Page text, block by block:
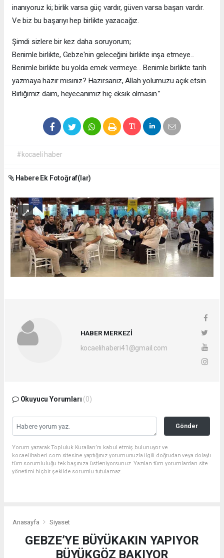
inanıyoruz ki; birlik varsa güç vardır, güven varsa başarı vardır.
Ve biz bu başarıyı hep birlikte yazacağız.
Şimdi sizlere bir kez daha soruyorum;
Benimle birlikte, Gebze'nin geleceğini birlikte inşa etmeye...
Benimle birlikte bu yolda emek vermeye... Benimle birlikte tarih
yazmaya hazır mısınız? Hazırsanız, Allah yolumuzu açık etsin.
Birliğimiz daim, heyecanımız hiç eksik olmasın.”
#kocaeli haber
Habere Ek Fotoğraf(lar)
HABER MERKEZİ
kocaelihaberi41@gmail.com
Okuyucu Yorumları (0)
Gönder
Yorum yazarak Topluluk Kuralları’nı kabul etmiş bulunuyor ve
kocaelihaberi.com sitesine yaptığınız yorumunuzla ilgili doğrudan veya dolaylı
tüm sorumluluğu tek başınıza üstleniyorsunuz. Yazılan tüm yorumlardan site
yönetimi hiçbir şekilde sorumlu tutulamaz.
Anasayfa Siyaset
GEBZE’YE BÜYÜKAKIN YAPIYOR
BÜYÜKGÖZ BAKIYOR